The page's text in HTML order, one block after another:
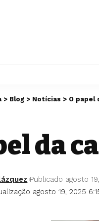
> Blog > Notícias > O papel
da
agosto 19, 2025
Publicado agosto